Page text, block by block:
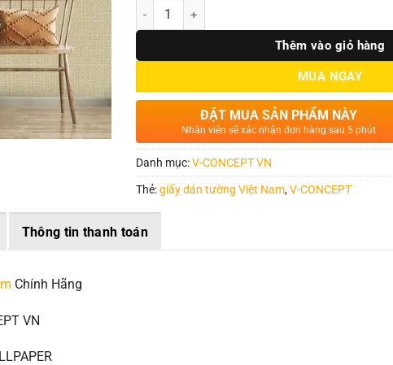
Số lượng
Thêm vào giỏ hàng
MUA NGAY
ĐẶT MUA SẢN PHẨM NÀY
Nhân viên sẽ xác nhận đơn hàng sau 5 phút
Danh mục:V-CONCEPT VN
Thẻ:giấy dán tường Việt Nam,V-CONCEPT
Thông tin thanh toán
Chính Hãng
VN